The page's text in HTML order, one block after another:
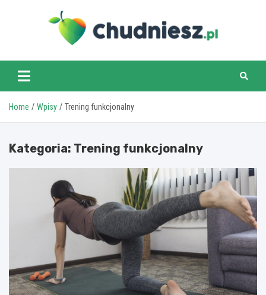
chudniesz.pl
Home Wpisy Trening funkcjonalny
Kategoria: Trening funkcjonalny